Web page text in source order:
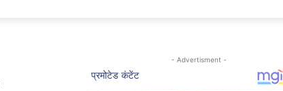
- Advertisment -